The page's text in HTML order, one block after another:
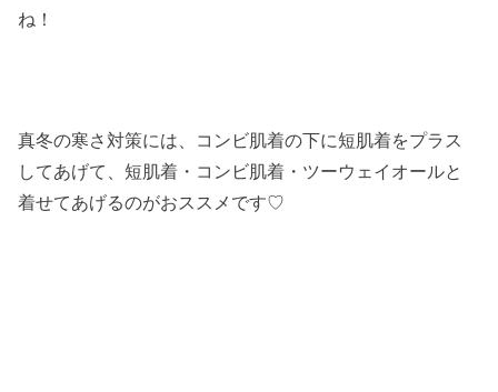
ね！
真冬の寒さ対策には、コンビ肌着の下に短肌着をプラス
してあげて、短肌着・コンビ肌着・ツーウェイオールと
着せてあげるのがおススメです♡